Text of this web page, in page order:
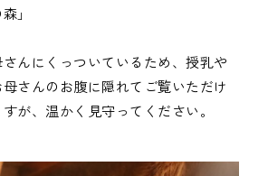
」
んにくっついているため、授乳や
さんのお腹に隠れてご覧いただけ
が、温かく見守ってください。